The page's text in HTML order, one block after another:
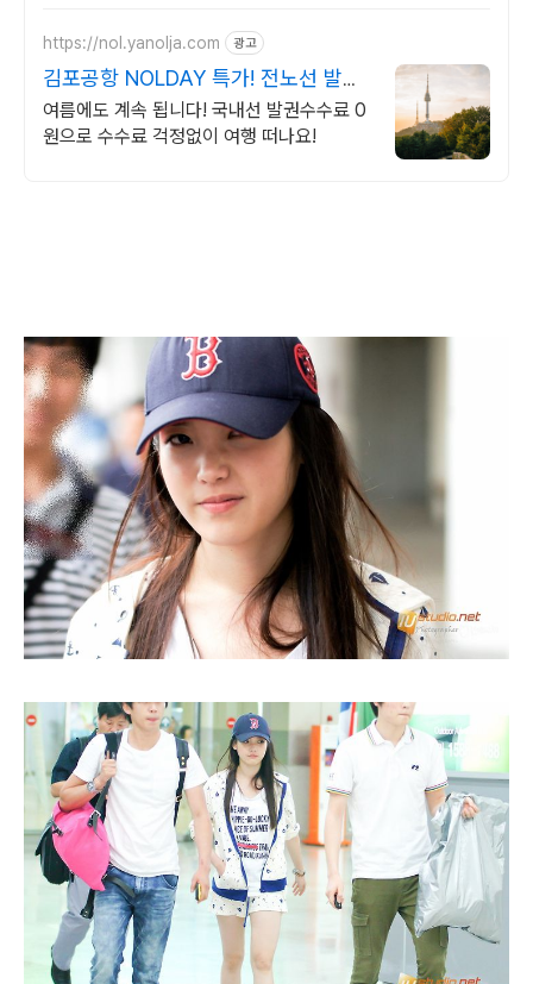
https://nol.yanolja.com 광고
김포공항 NOLDAY 특가! 전노선 발권
수수료 0원
여름에도 계속 됩니다! 국내선 발권수수료 0
원으로 수수료 걱정없이 여행 떠나요!